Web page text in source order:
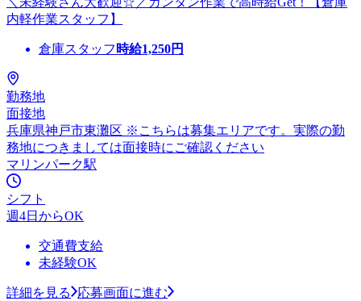
内軽作業スタッフ】
倉庫スタッフ 時給1,250円
勤務地
面接地
兵庫県神戸市東灘区 ※こちらは募集エリアです。実際の勤
務地につきましては面接時にご確認ください
マリンパーク駅
シフト
週4日からOK
交通費支給
未経験OK
詳細を見る 応募画面に進む